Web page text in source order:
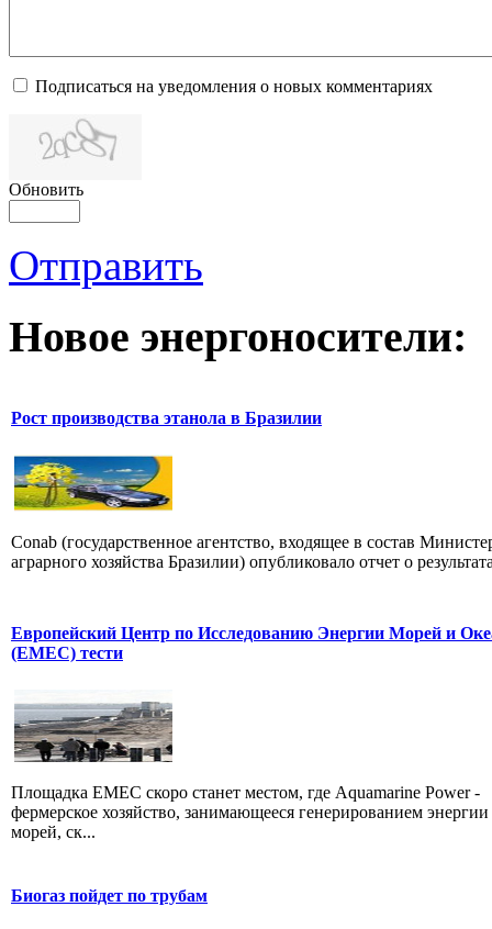
Подписаться на уведомления о новых комментариях
Обновить
Отправить
Новое энергоносители:
Рост производства этанола в Бразилии
Conab (государственное агентство, входящее в состав
аграрного хозяйства Бразилии) опубликовало отчет о
Европейский Центр по Исследованию Энергии Морей и
(EMEC) тести
Площадка EMEC скоро станет местом, где Aquamarine Power -
фермерское хозяйство, занимающееся генерированием энергии
морей, ск...
Биогаз пойдет по трубам